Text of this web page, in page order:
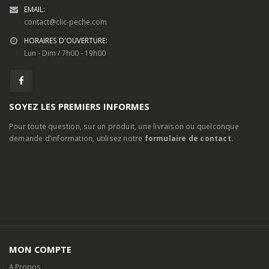
EMAIL:
contact@clic-peche.com
HORAIRES D'OUVERTURE:
Lun - Dim / 7h00 - 19h00
SOYEZ LES PREMIERS INFORMES
Pour toute question, sur un produit, une livraison ou quelconque
demande d’information, utilisez notre formulaire de contact.
MON COMPTE
A Propos